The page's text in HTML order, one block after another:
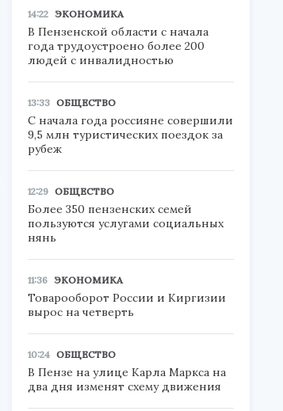
14:22 ЭКОНОМИКА
В Пензенской области с начала
года трудоустроено более 200
людей с инвалидностью
13:33 ОБЩЕСТВО
С начала года россияне совершили
9,5 млн туристических поездок за
рубеж
12:29 ОБЩЕСТВО
Более 350 пензенских семей
пользуются услугами социальных
нянь
11:36 ЭКОНОМИКА
Товарооборот России и Киргизии
вырос на четверть
10:24 ОБЩЕСТВО
В Пензе на улице Карла Маркса на
два дня изменят схему движения